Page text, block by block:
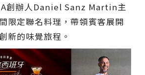
創辦人Daniel Sanz Martin主
限定聯名料理，帶領賓客展開
新的味覺旅程。